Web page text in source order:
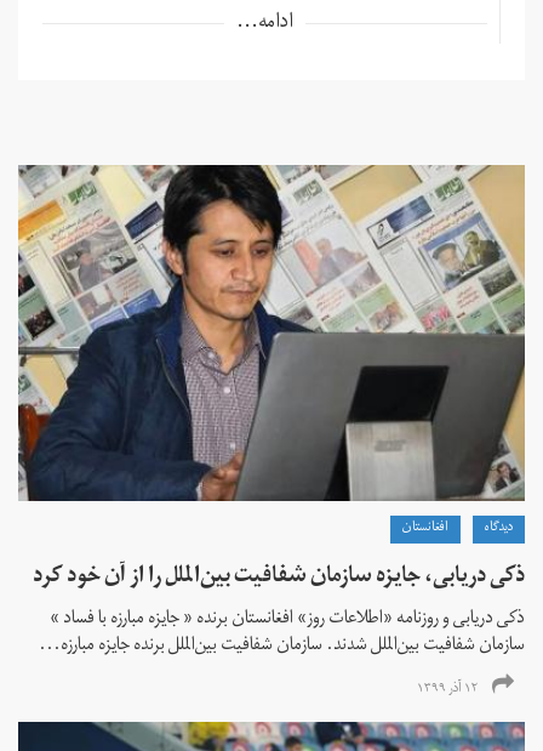
ادامه...
دیدگاه افغانستان
ذکی دریابی، جایزه سازمان شفافیت بین‌الملل را از آن خود کرد
ذکی دریابی و روزنامه «اطلاعات‌ روز» افغانستان برنده « جایزه مبارزه با فساد »
سازمان شفافیت بین‌الملل شدند. سازمان شفافیت بین‌الملل برنده جایزه مبارزه...
۱۲ آذر ۱۳۹۹